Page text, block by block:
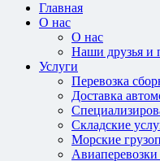
Главная
О нас
О нас
Наши друзья и
Услуги
Перевозка
Доставка
Складские
Морские
Авиаперевозки